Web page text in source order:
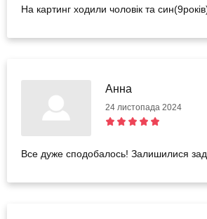
На картинг ходили чоловік та
Анна
24 листопада 2024
Все дуже сподобалось! Залишилися